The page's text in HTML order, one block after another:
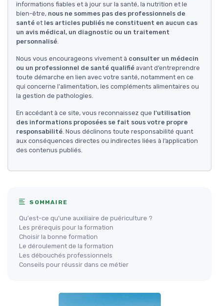
informations fiables et à jour sur la santé, la nutrition et le
bien-être, nous ne sommes pas des professionnels de
santé et les articles publiés ne constituent en aucun cas
un avis médical, un diagnostic ou un traitement
personnalisé.
Nous vous encourageons vivement à consulter un médecin
ou un professionnel de santé qualifié avant d’entreprendre
toute démarche en lien avec votre santé, notamment en ce
qui concerne l'alimentation, les compléments alimentaires ou
la gestion de pathologies.
En accédant à ce site, vous reconnaissez que l'utilisation
des informations proposées se fait sous votre propre
responsabilité. Nous déclinons toute responsabilité quant
aux conséquences directes ou indirectes liées à l’application
des contenus publiés.
SOMMAIRE
Qu'est-ce qu'une auxiliaire de puériculture ?
Les prérequis pour la formation
Choisir la bonne formation
Le déroulement de la formation
Les débouchés professionnels
Conseils pour réussir dans ce métier